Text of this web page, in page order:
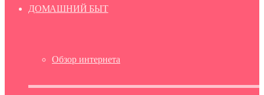
ДОМАШНИЙ БЫТ
Обзор интернета